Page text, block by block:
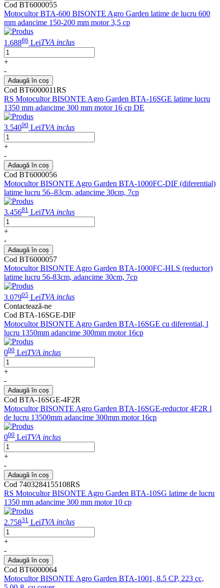
Cod BT6000055
Motocultor BTA-600 BISONTE Agro Garden latime de lucru 600
mm adancime 150-200 mm motor 3,5 cp
1.68886 LeiTVA inclus
+
-
Adaugă în coș
Cod BT6000011RS
RS Motocultor BISONTE Agro Garden BTA-16SGE latime lucru
1350 mm adancime 300 mm motor 16 cp DE
3.54090 LeiTVA inclus
+
-
Adaugă în coș
Cod BT6000056
Motocultor BISONTE Agro Garden BTA-1000FC-DIF (diferential)
latime lucru 56–83cm, adancime 30cm, 7cp
3.45681 LeiTVA inclus
+
-
Adaugă în coș
Cod BT6000057
Motocultor BISONTE Agro Garden BTA-1000FC-HLS (reductor)
latime lucru 56-83cm, adancime 30cm, 7cp
3.07905 LeiTVA inclus
Contactează-ne
Cod BTA-16SGE-DIF
Motocultor BISONTE Agro Garden BTA-16SGE cu diferential, l
lucru 1350mm adancime 300mm motor 16cp
000 LeiTVA inclus
+
-
Adaugă în coș
Cod BTA-16SGE-4F2R
Motocultor BISONTE Agro Garden BTA-16SGE-reductor 4F2R l
de lucru 13500mm adancime 300mm motor 16cp
000 LeiTVA inclus
+
-
Adaugă în coș
Cod 7403284155108RS
RS Motocultor BISONTE Agro Garden BTA-10SG latime de lucru
1350 mm adancime 300 mm motor 10 cp
2.75831 LeiTVA inclus
+
-
Adaugă în coș
Cod BT6000064
Motocultor BISONTE Agro Garden BTA-1001, 8.5 CP, 223 cc,